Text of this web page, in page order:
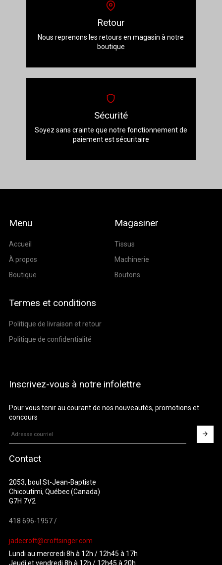
Retour
Nous reprenons les retours en magasin à notre
boutique
Sécurité
Soyez sans crainte que notre fonctionnement de
paiement est sécuritaire
Menu
Accueil
À propos
Boutique
Magasiner
Tissus
Machinerie
Boutons
Termes et conditions
Politique de livraison et retour
Politique de confidentialité
Inscrivez-vous à notre infolettre
Pour vous tenir au courant de nos nouveautés, promotions et
concours
Contact
2053, boul St-Jean-Baptiste
Chicoutimi, Québec (Canada)
G7H 7V2
418 696-1957 /
jadecroft@croftsinger.com
Lundi au mercredi 8h à 12h / 12h45 à 17h
Jeudi et vendredi 8h à 12h / 12h45 à 20h